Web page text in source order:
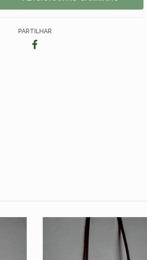
PARTILHAR